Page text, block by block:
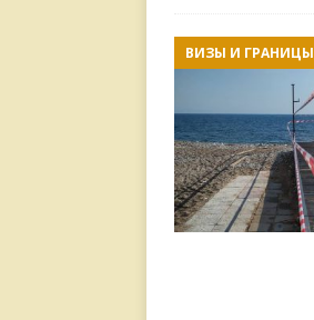
ВИЗЫ И ГРАНИЦЫ